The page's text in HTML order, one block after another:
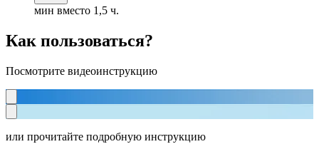
мин вместо 1,5 ч.
Как пользоваться?
Посмотрите видеоинструкцию
или прочитайте подробную инструкцию